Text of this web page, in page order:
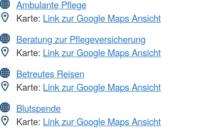
Ambulante Pflege
Karte: Link zur Google Maps Ansicht
Beratung zur Pflegeversicherung
Karte: Link zur Google Maps Ansicht
Betreutes Reisen
Karte: Link zur Google Maps Ansicht
Blutspende
Karte: Link zur Google Maps Ansicht